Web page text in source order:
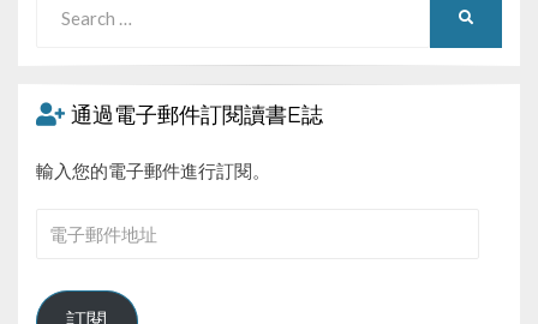
for:
通過電子郵件訂閱讀書E誌
輸入您的電子郵件進行訂閱。
件